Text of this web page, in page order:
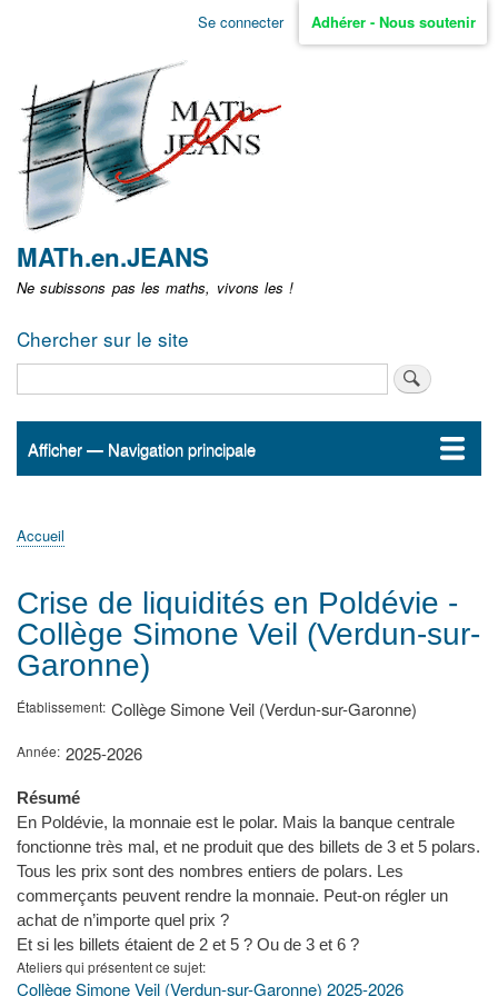
Aller
non
identifié
Se connecter Adhérer - Nous soutenir
MATh.en.JEANS
Ne subissons pas les maths, vivons les !
Chercher sur le site
Navigation
Afficher — Navigation principale
Accueil
ActualitésMATh.en.JEANS ?
Régions et Ateliers
Créer, gérer un atelier
Sujets/Publications
Congrès
d'Ariane
Accueil
Crise de liquidités en Poldévie -
Collège Simone Veil (Verdun-sur-
Garonne)
Établissement Collège Simone Veil (Verdun-sur-Garonne)
Année 2025-2026
Résumé
En Poldévie, la monnaie est le polar. Mais la banque centrale
fonctionne très mal, et ne produit que des billets de 3 et 5 polars.
Tous les prix sont des nombres entiers de polars. Les
commerçants peuvent rendre la monnaie. Peut-on régler un
achat de n’importe quel prix ?
Et si les billets étaient de 2 et 5 ? Ou de 3 et 6 ?
Ateliers qui présentent ce sujet
Collège Simone Veil (Verdun-sur-Garonne) 2025-2026